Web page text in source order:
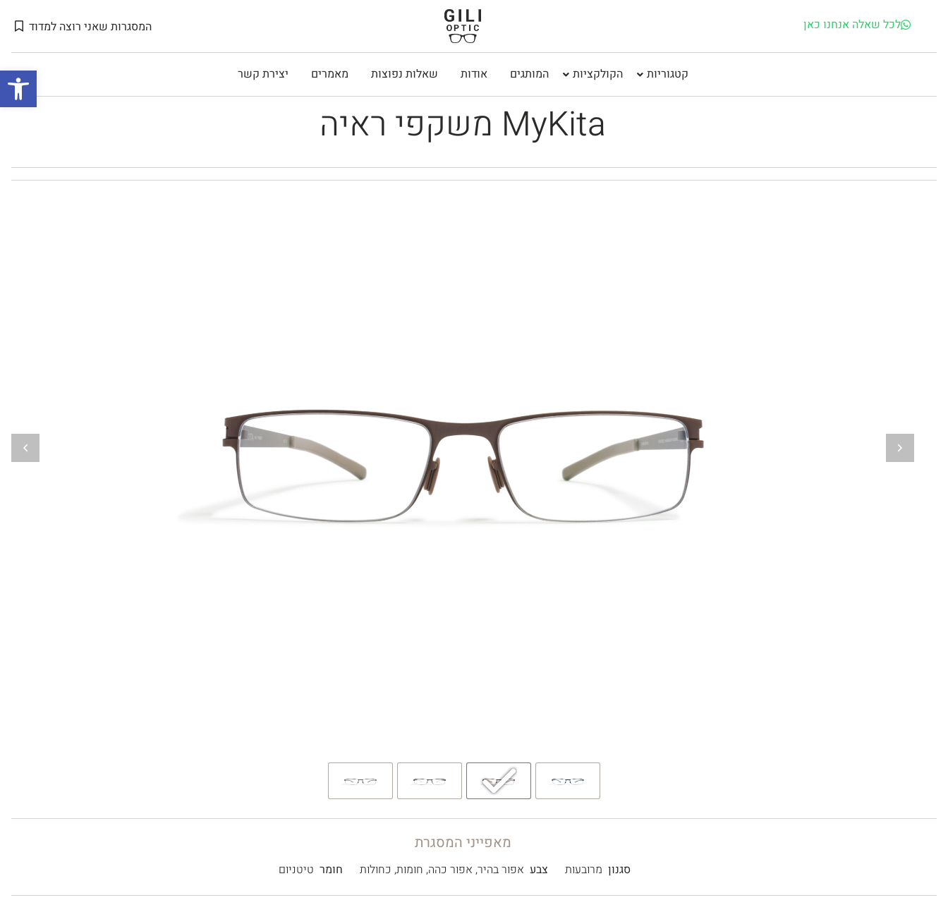
Open toolbar
המסגרות שאני רוצה למדוד לכל שאלה אנחנו כאן
קטגוריות הקולקציות המותגים אודות שאלות נפוצות מאמרים יצירת קשר
משקפי ראיה MyKita
מאפייני המסגרת
סגנון מרובעות צבע אפור בהיר, אפור כהה, חומות, כחולות חומר טיטניום